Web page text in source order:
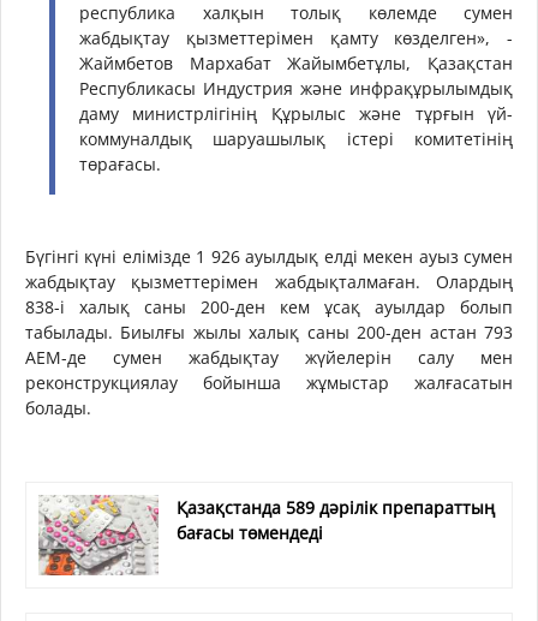
республика халқын толық көлемде сумен
жабдықтау қызметтерімен қамту көзделген», -
Жаймбетов Мархабат Жайымбетұлы, Қазақстан
Республикасы Индустрия және инфрақұрылымдық
даму министрлігінің Құрылыс және тұрғын үй-
коммуналдық шаруашылық істері комитетінің
төрағасы.
Бүгінгі күні елімізде 1 926 ауылдық елді мекен ауыз сумен
жабдықтау қызметтерімен жабдықталмаған. Олардың
838-і халық саны 200-ден кем ұсақ ауылдар болып
табылады. Биылғы жылы халық саны 200-ден астан 793
АЕМ-де сумен жабдықтау жүйелерін салу мен
реконструкциялау бойынша жұмыстар жалғасатын
болады.
Қазақстанда 589 дәрілік препараттың
бағасы төмендеді